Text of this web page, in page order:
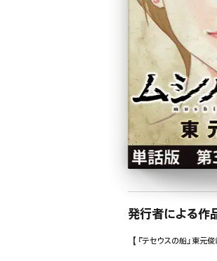
発行者による作
【『テセウスの船』東元